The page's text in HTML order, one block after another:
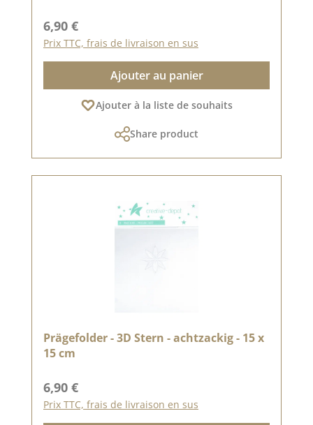
Prix régulier :
6,90 €
Prix TTC, frais de livraison en sus
Ajouter au panier
Ajouter à la liste de souhaits
Share product
Prägefolder - 3D Stern - achtzackig - 15 x
15 cm
Prix régulier :
6,90 €
Prix TTC, frais de livraison en sus